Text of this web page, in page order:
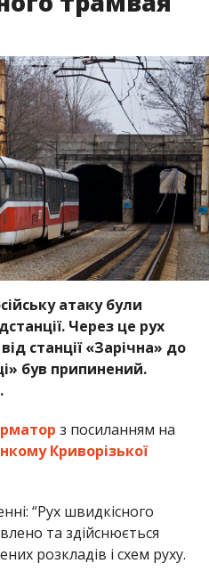
атаку були
Через це рух
станції «Зарічна» до
був припинений.
з посиланням на
Криворізької
“Рух швидкісного
та здійснюється
розкладів і схем руху.